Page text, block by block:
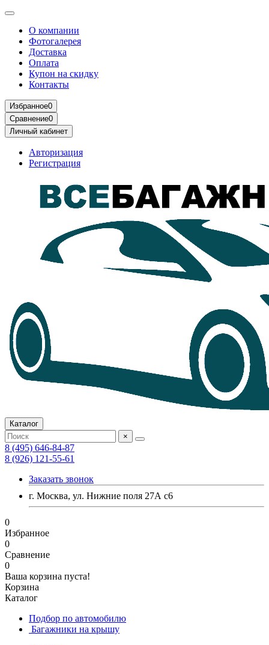
О компании
Фотогалерея
Доставка
Оплата
Купон на скидку
Контакты
Избранное0
Сравнение0
Личный кабинет
Авторизация
Регистрация
Каталог
×
8 (495) 646-84-87
8 (926) 121-55-61
Заказать звонок
г. Москва, ул. Нижние поля 27А с6
0
Избранное
0
Сравнение
0
Ваша корзина пуста!
Корзина
Каталог
Подбор по автомобилю
Багажники на крышу